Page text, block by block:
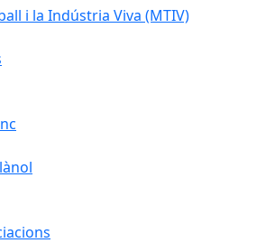
i la Indústria Viva (MTIV)